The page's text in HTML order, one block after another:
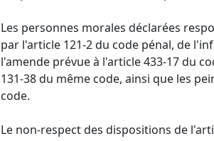
Les personnes morales déclarées
par l'article 121-2 du code pénal, de
l'amende prévue à l'article 433-17 du
131-38 du même code, ainsi que les
code.
Le non-respect des dispositions de